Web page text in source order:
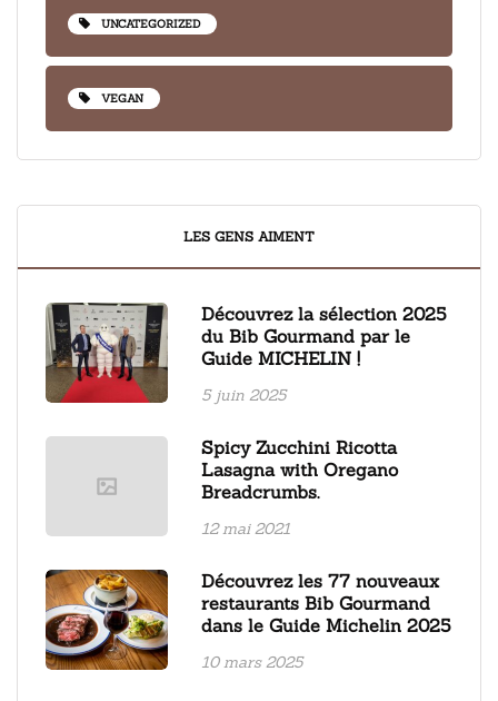
UNCATEGORIZED
VEGAN
LES GENS AIMENT
Découvrez la sélection 2025
du Bib Gourmand par le
Guide MICHELIN !
5 juin 2025
Spicy Zucchini Ricotta
Lasagna with Oregano
Breadcrumbs.
12 mai 2021
Découvrez les 77 nouveaux
restaurants Bib Gourmand
dans le Guide Michelin 2025
10 mars 2025